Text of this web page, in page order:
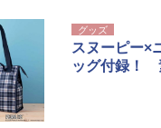
グッズ
スヌーピー×
ッグ付録！